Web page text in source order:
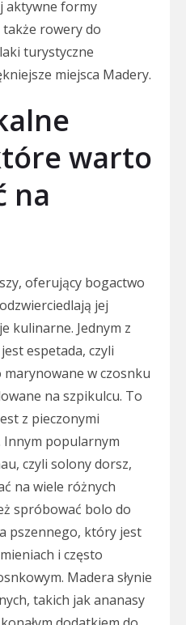
aktywne formy
rowery do
turystyczne
miejsca Madery.
warto
na
oferujący bogactwo
jej
kulinarne. Jednym z
espetada, czyli
marynowane w czosnku
na szpikulcu. To
z pieczonymi
Innym popularnym
czyli solony dorsz,
na wiele różnych
spróbować bolo do
pszennego, który jest
i często
Madera słynie
takich jak ananasy